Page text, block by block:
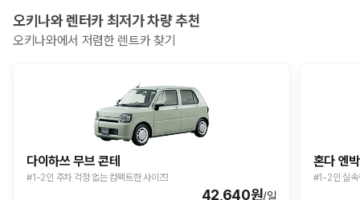
오키나와렌터카 최저가 차량 추천
오키나와에서 저렴한 렌트카 찾기
다이하쓰 무브 콘테
#1-2인 주차 걱정 없는 컴팩트한 사이즈!
42,640원/일
혼다 엔
#1-2인 실속